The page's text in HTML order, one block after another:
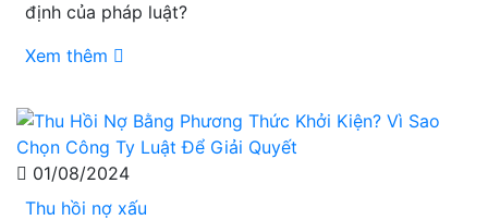
định của pháp luật?
Xem thêm
01/08/2024
Thu hồi nợ xấu